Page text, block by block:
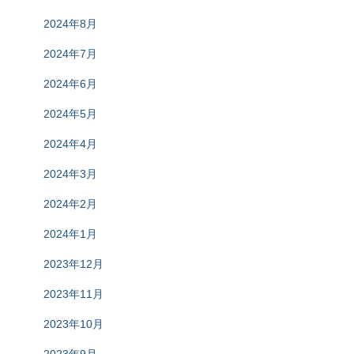
2024年8月
2024年7月
2024年6月
2024年5月
2024年4月
2024年3月
2024年2月
2024年1月
2023年12月
2023年11月
2023年10月